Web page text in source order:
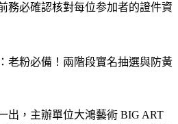
務必確認核對每位参加者的證件資
老粉必備！兩階段實名抽選與防黃
出，主辦單位大鴻藝術 BIG ART